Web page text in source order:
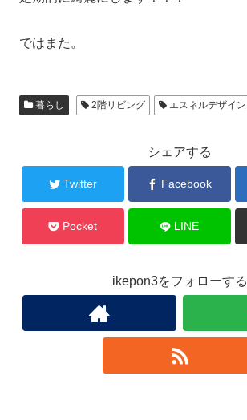
ではまた。
暮らし 2階リビング エスネルデザイン
シェアする
Twitter Facebook
Pocket LINE
ikepon3をフォローする